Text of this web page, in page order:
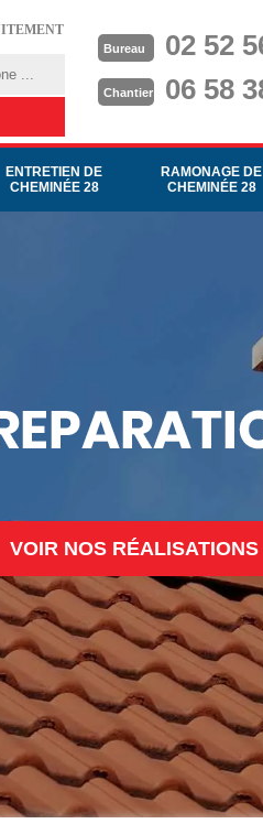
Bureau 02 52
Chantier 06 58
ENTRETIEN DE
CHEMINÉE 28
RAMONAGE DE
CHEMINÉE 28
VOIR NOS RÉALISATIONS